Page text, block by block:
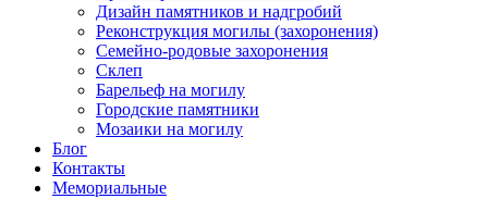
Дизайн памятников и надгробий
Реконструкция могилы (захоронения)
Семейно-родовые захоронения
Склеп
Барельеф на могилу
Городские памятники
Мозаики на могилу
Блог
Контакты
Мемориальные